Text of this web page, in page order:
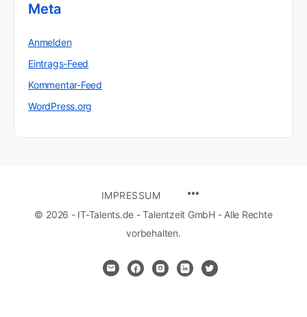
Meta
Anmelden
Eintrags-Feed
Kommentar-Feed
WordPress.org
IMPRESSUM
© 2026 - IT-Talents.de - Talentzeit GmbH - Alle Rechte
vorbehalten.